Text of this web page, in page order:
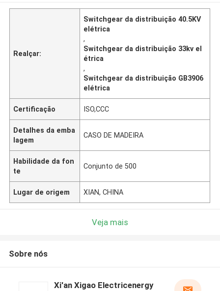
Realçar:
Switchgear da distribuição 40.5KV
elétrica
,
Switchgear da distribuição 33kv el
étrica
,
Switchgear da distribuição GB3906
elétrica
Certificação ISO,CCC
Detalhes da emba
lagem
CASO DE MADEIRA
Habilidade da fon
te
Conjunto de 500
Lugar de origem XIAN, CHINA
Veja mais
Sobre nós
Xi'an Xigao Electricenergy